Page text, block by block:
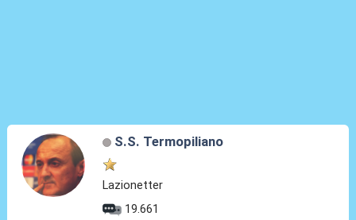
S.S. Termopiliano
Lazionetter
19.661